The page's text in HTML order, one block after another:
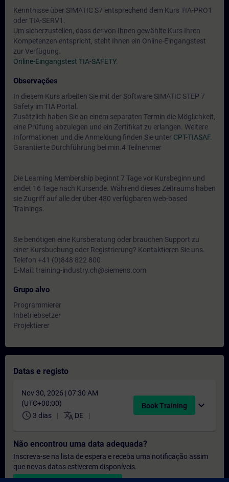
Kenntnisse über SIMATIC S7 entsprechend dem Kurs TIA-PRO1
oder TIA-SERV1.
Um sicherzustellen, dass der von Ihnen gewählte Kurs Ihren
Kompetenzen entspricht, steht Ihnen ein Online-Eingangstest
zur Verfügung.
Online-Eingangstest TIA-SAFETY.
Observações
In diesem Kurs arbeiten Sie mit der Software SIMATIC STEP 7
Safety im TIA Portal.
Zusätzlich haben Sie an einem separaten Termin die Möglichkeit,
eine Prüfung abzulegen und ein Zertifikat zu erlangen. Weitere
Informationen und die Anmeldung finden Sie unter CPT-TIASAF.
Garantierte Durchführung bei min.4 Teilnehmer
Die Learning Membership beginnt 7 Tage vor Kursbeginn und
endet 16 Tage nach Kursende. Während dieses Zeitraums haben
sie Zugriff auf alle der über 480 verfügbaren web-based
Trainings.
Sie benötigen eine Kursberatung oder brauchen Support zu
einer Kursbuchung oder Registrierung? Kontaktieren Sie uns.
Telefon +41 (0)848 822 800
E-Mail: training-industry.ch@siemens.com
Grupo alvo
Programmierer
Inbetriebsetzer
Projektierer
Datas e registo
Nov 30, 2026 | 07:30 AM
(UTC+00:00)
schedule 3 dias translate DE
Book Training expand_more
Não encontrou uma data adequada?
Inscreva-se na lista de espera e receba uma notificação assim
que novas datas estiverem disponíveis.